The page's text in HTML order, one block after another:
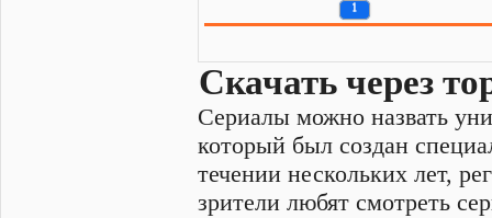
1
Скачать через
Сериалы можно назвать
который был создан
течении нескольких лет,
зрители любят смотреть